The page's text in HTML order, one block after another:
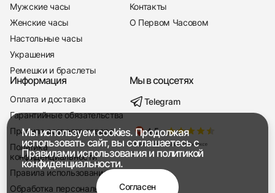
+7 916 221-22-37
Мы насвязи 08:00 — 19:00
Мужские часы
Женские часы
Настольные часы
Украшения
Ремешки и браслеты
Контакты
О Первом Часовом
Информация
Оплата и доставка
Гарантийные обязательства
Правила возврата товара
Политика
конфиденциальности
Правила использования
Обработка персональных
Мы в соцсетях
Telegram
Мы используем cookies. Продолжая
использовать сайт, вы соглашаетесь с
Правилами использованияи политикой
конфиденциальности.
Согласен